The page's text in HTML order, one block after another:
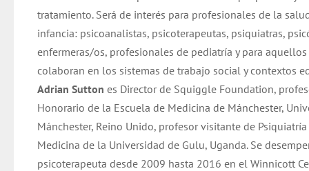
tratamiento. Será de interés para profesionales de la
infancia: psicoanalistas, psicoterapeutas, psiquiatras,
enfermeras/os, profesionales de pediatría y para
colaboran en los sistemas de trabajo social y contextos
Adrian Sutton es Director de Squiggle Foundation,
Honorario de la Escuela de Medicina de Mánchester,
Mánchester, Reino Unido, profesor visitante de
Medicina de la Universidad de Gulu, Uganda. Se
psicoterapeuta desde 2009 hasta 2016 en el Winnicott